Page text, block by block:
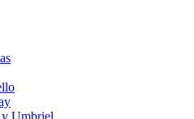
y Umbriel